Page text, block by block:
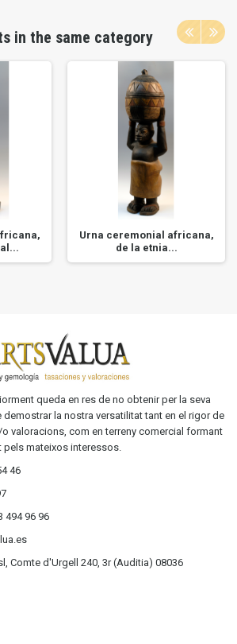
in the same category
Urna ceremonial africana,
de la etnia...
queda en res de no obtenir per la seva
la nostra versatilitat tant en el rigor de
valoracions, com en terreny comercial formant
pels mateixos interessos.
46
494 96 96
Comte d'Urgell 240, 3r (Auditia) 08036